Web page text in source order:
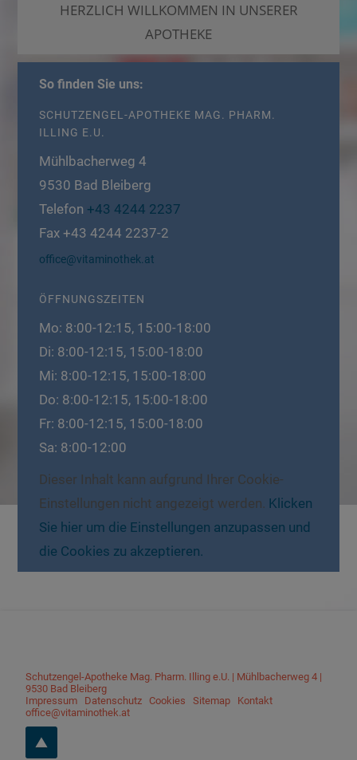
HERZLICH WILLKOMMEN IN UNSERER
APOTHEKE
So finden Sie uns:
SCHUTZENGEL-APOTHEKE MAG. PHARM.
ILLING E.U.
Mühlbacherweg 4
9530 Bad Bleiberg
Telefon +43 4244 2237
Fax +43 4244 2237-2
office@vitaminothek.at
ÖFFNUNGSZEITEN
Mo: 8:00-12:15, 15:00-18:00
Di: 8:00-12:15, 15:00-18:00
Mi: 8:00-12:15, 15:00-18:00
Do: 8:00-12:15, 15:00-18:00
Fr: 8:00-12:15, 15:00-18:00
Sa: 8:00-12:00
Dieser Inhalt kann aufgrund Ihrer Cookie-
Einstellungen nicht angezeigt werden. Klicken
Sie hier um die Einstellungen anzupassen und
die Cookies zu akzeptieren.
Schutzengel-Apotheke Mag. Pharm. Illing e.U. | Mühlbacherweg 4 |
9530 Bad Bleiberg
Impressum
Datenschutz Cookies |Sitemap Kontakt
office@vitaminothek.at